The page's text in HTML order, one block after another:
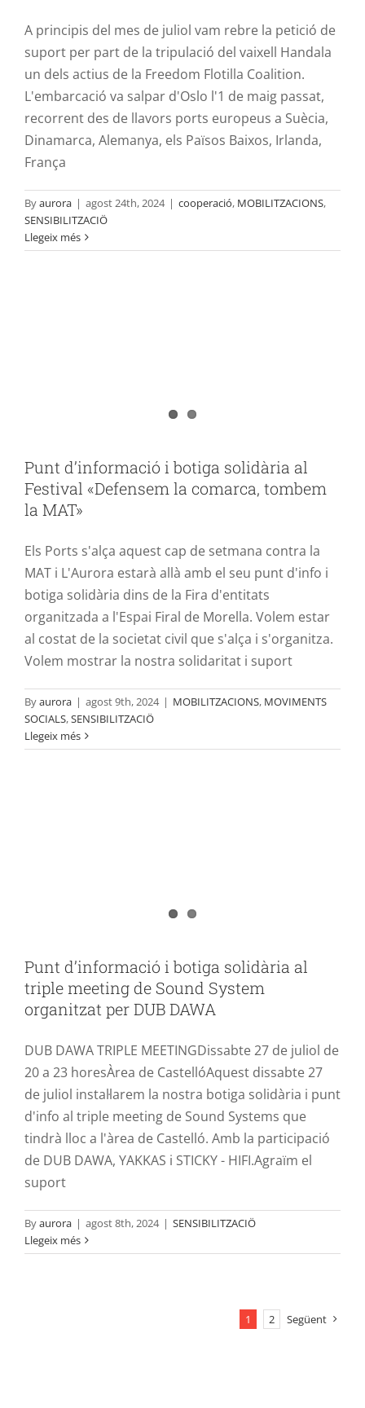
A principis del mes de juliol vam rebre la petició de
suport per part de la tripulació del vaixell Handala
un dels actius de la Freedom Flotilla Coalition.
L'embarcació va salpar d'Oslo l'1 de maig passat,
recorrent des de llavors ports europeus a Suècia,
Dinamarca, Alemanya, els Països Baixos, Irlanda,
França
Byaurora | agost 24th, 2024 | cooperació, MOBILITZACIONS,
SENSIBILITZACIÖ
Llegeix més
Punt d’informació i botiga solidària al
Festival «Defensem la comarca, tombem
la MAT»
Els Ports s'alça aquest cap de setmana contra la
MAT i L'Aurora estarà allà amb el seu punt d'info i
botiga solidària dins de la Fira d'entitats
organitzada a l'Espai Firal de Morella. Volem estar
al costat de la societat civil que s'alça i s'organitza.
Volem mostrar la nostra solidaritat i suport
Byaurora | agost 9th, 2024 | MOBILITZACIONS, MOVIMENTS
SOCIALS,SENSIBILITZACIÖ
Llegeix més
Punt d’informació i botiga solidària al
triple meeting de Sound System
organitzat per DUB DAWA
DUB DAWA TRIPLE MEETINGDissabte 27 de juliol de
20 a 23 horesÀrea de CastellóAquest dissabte 27
de juliol instal·larem la nostra botiga solidària i punt
d'info al triple meeting de Sound Systems que
tindrà lloc a l'àrea de Castelló. Amb la participació
de DUB DAWA, YAKKAS i STICKY - HIFI.Agraïm el
suport
Byaurora | agost 8th, 2024 | SENSIBILITZACIÖ
Llegeix més
1 2 Següent